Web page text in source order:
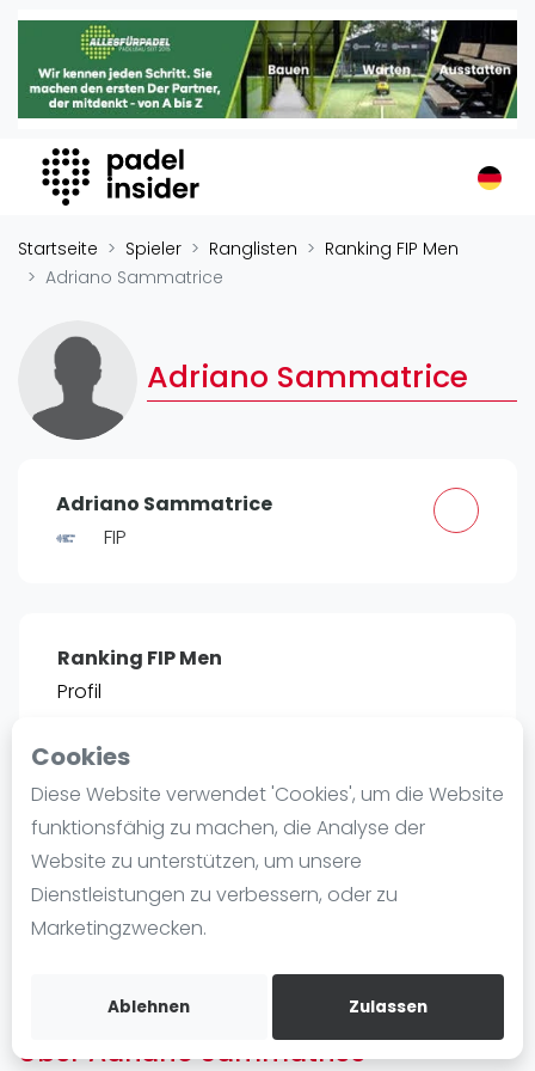
Cookies
Diese Website verwendet 'Cookies', um die Website
funktionsfähig zu machen, die Analyse der
Website zu unterstützen, um unsere
Dienstleistungen zu verbessern, oder zu
Marketingzwecken.
Ablehnen Zulassen
Padel Insider
Home
Organisationen
Buchungssysteme
Padel-Shops
Padel-Marken
Verschiedenes
Veranstaltungen
Turniere
Playtomic
Frauen
FIP Männer
Blog
Die Geschichte von Padel
Regeln und Punktzählung
Padel Schläge
Video
Startseite Spieler Ranglisten
Ranking FIP Men
Adriano Sammatrice
Adriano Sammatrice
Adriano Sammatrice
FIP
Ranking FIP Men
Profil
POSITIE
#2466 0
Bist duAdriano Sammatrice
Kostenloses Konto erstellen
Über Adriano Sammatrice